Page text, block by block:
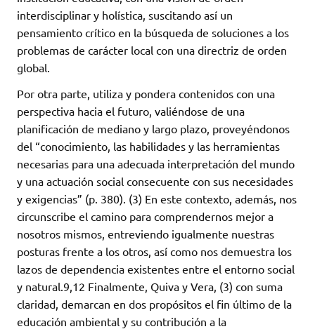
interdisciplinar y holística, suscitando así un
pensamiento crítico en la búsqueda de soluciones a los
problemas de carácter local con una directriz de orden
global.
Por otra parte, utiliza y pondera contenidos con una
perspectiva hacia el futuro, valiéndose de una
planificación de mediano y largo plazo, proveyéndonos
del “conocimiento, las habilidades y las herramientas
necesarias para una adecuada interpretación del mundo
y una actuación social consecuente con sus necesidades
y exigencias” (p. 380). (3) En este contexto, además, nos
circunscribe el camino para comprendernos mejor a
nosotros mismos, entreviendo igualmente nuestras
posturas frente a los otros, así como nos demuestra los
lazos de dependencia existentes entre el entorno social
y natural.9,12 Finalmente, Quiva y Vera, (3) con suma
claridad, demarcan en dos propósitos el fin último de la
educación ambiental y su contribución a la